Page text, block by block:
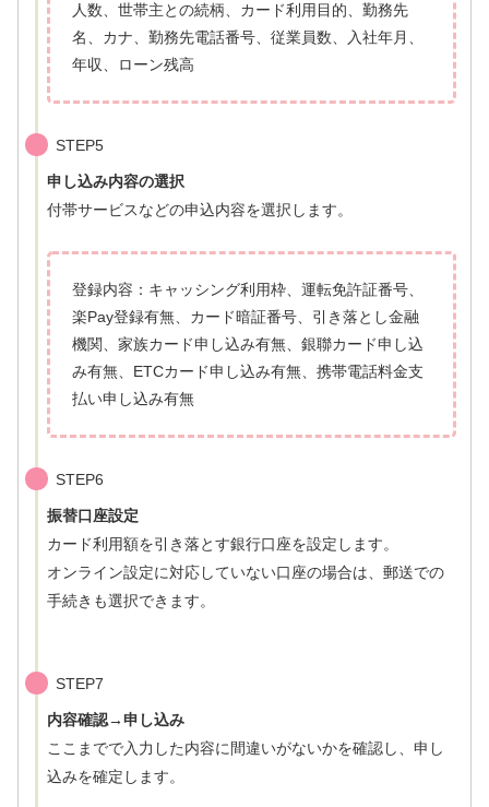
人数、世帯主との続柄、カード利用目的、勤務先
名、カナ、勤務先電話番号、従業員数、入社年月、
年収、ローン残高
STEP5
申し込み内容の選択
付帯サービスなどの申込内容を選択します。
登録内容：キャッシング利用枠、運転免許証番号、
楽Pay登録有無、カード暗証番号、引き落とし金融
機関、家族カード申し込み有無、銀聯カード申し込
み有無、ETCカード申し込み有無、携帯電話料金支
払い申し込み有無
STEP6
振替口座設定
カード利用額を引き落とす銀行口座を設定します。
オンライン設定に対応していない口座の場合は、郵送での
手続きも選択できます。
STEP7
内容確認→申し込み
ここまでで入力した内容に間違いがないかを確認し、申し
込みを確定します。